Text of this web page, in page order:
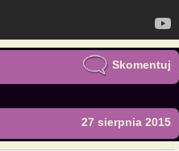
Skomentuj
27 sierpnia 2015